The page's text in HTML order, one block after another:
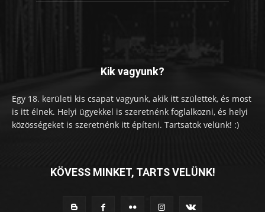
Kik vagyunk?
Egy 18. kerületi kis csapat vagyunk, akik itt születtek, és most
is itt élnek. Helyi ügyekkel is szeretnénk foglalkozni, és helyi
közösségeket is szeretnénk itt építeni. Tartsatok velünk! :)
KÖVESS MINKET, TARTS VELÜNK!